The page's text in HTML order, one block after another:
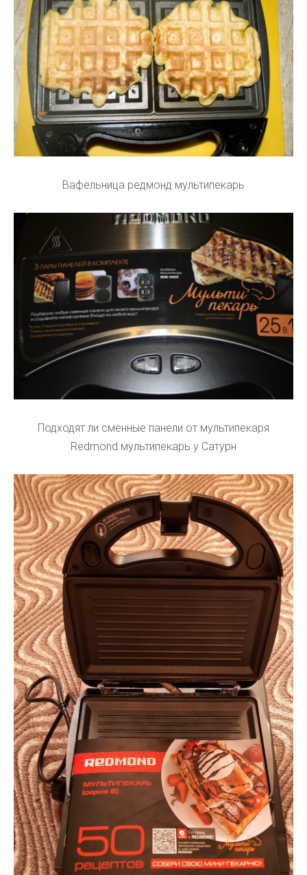
Вафельница редмонд мультипекарь
Подходят ли сменные панели от мультипекаря
Redmond мультипекарь у Сатурн